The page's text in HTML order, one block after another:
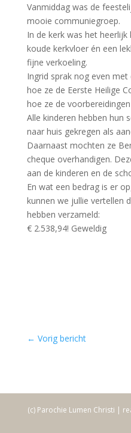
Vanmiddag was de
mooie communiegroep.
In de kerk was het
koude kerkvloer én een
fijne verkoeling.
Ingrid sprak nog even
hoe ze de Eerste Heilige
hoe ze de
Alle kinderen hebben hun
naar huis gekregen als
Daarnaast mochten ze
cheque overhandigen.
aan de kinderen en de
En wat een bedrag is er
kunnen we jullie vertellen
hebben verzameld:
€ 2.538,94! Geweldig
← Vorig bericht
(c) Parochie Lumen Christi |